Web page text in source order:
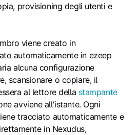
provisioning degli utenti e
viene creato in
automaticamente in ezeep
alcuna configurazione
scansionare o copiare, il
al lettore della stampante
avviene all'istante. Ogni
tracciato automaticamente e
in Nexudus,